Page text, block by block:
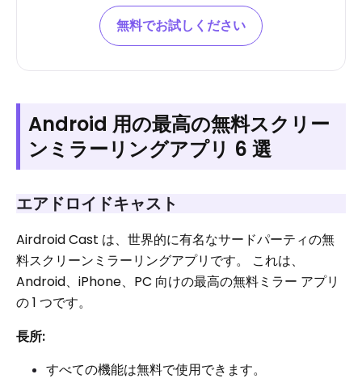
無料でお試しください
Android 用の最高の無料スクリー
ンミラーリングアプリ 6 選
エアドロイドキャスト
Airdroid Cast は、世界的に有名なサードパーティの無
料スクリーンミラーリングアプリです。 これは、
Android、iPhone、PC 向けの最高の無料ミラー アプリ
の 1 つです。
長所:
すべての機能は無料で使用できます。